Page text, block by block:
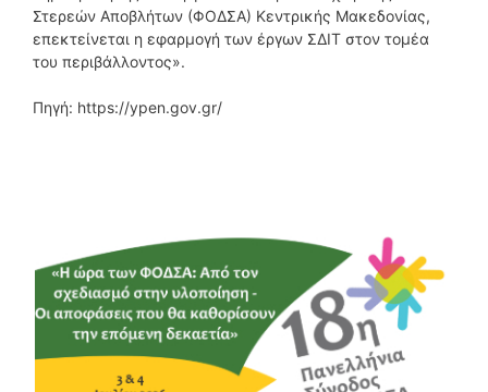
Στερεών Αποβλήτων (ΦΟΔΣΑ) Κεντρικής Μακεδονίας,
επεκτείνεται η εφαρμογή των έργων ΣΔΙΤ στον τομέα
του περιβάλλοντος».
Πηγή: https://ypen.gov.gr/